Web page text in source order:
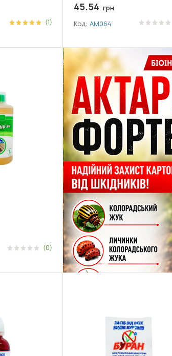
(1)
45.54 грн
Код: АМ064
(0)